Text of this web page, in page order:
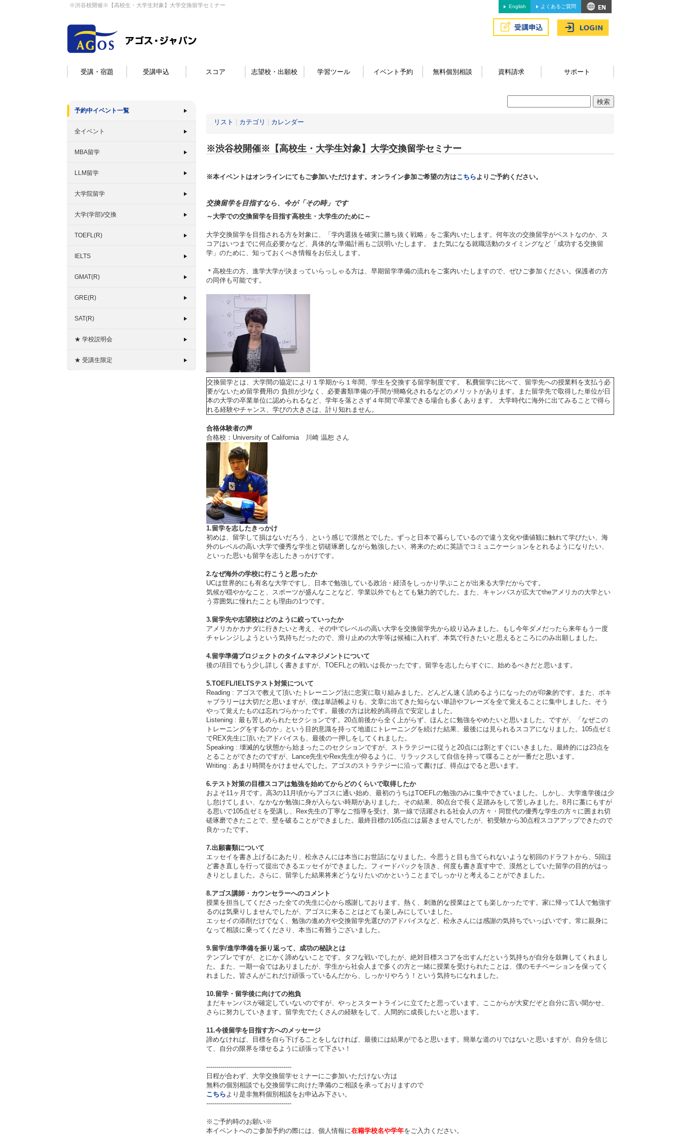
※渋谷校開催※【高校生・大学生対象】大学交換留学セミナー English よくあるご質問
受講・宿題 受講申込 スコア 志望校・出願校 学習ツール イベント予約 無料個別相談 資料請求 サポート
予約中イベント一覧
全イベント
MBA留学
LLM留学
大学院留学
大学(学部)/交換
TOEFL(R)
IELTS
GMAT(R)
GRE(R)
SAT(R)
★ 学校説明会
★ 受講生限定
リスト カテゴリ カレンダー
※渋谷校開催※【高校生・大学生対象】大学交換留学セミナー
※本イベントはオンラインにてもご参加いただけます。オンライン参加ご希望の方はこちらよりご予約ください。
交換留学を目指すなら、今が「その時」です
～大学での交換留学を目指す高校生・大学生のために～
大学交換留学を目指される方を対象に、「学内選抜を確実に勝ち抜く戦略」をご案内いたします。何年次の交換留学がベストなのか、ス
コアはいつまでに何点必要かなど、具体的な準備計画もご説明いたします。 また気になる就職活動のタイミングなど「成功する交換留
学」のために、知っておくべき情報をお伝えします。
＊高校生の方、進学大学が決まっていらっしゃる方は、早期留学準備の流れをご案内いたしますので、ぜひご参加ください。保護者の方
の同伴も可能です。
交換留学とは、大学間の協定により１学期から１年間、学生を交換する留学制度です。 私費留学に比べて、留学先への授業料を支払う必
要がないため留学費用の 負担が少なく、必要書類準備の手間が簡略化されるなどのメリットがあります。また留学先で取得した単位が日
本の大学の卒業単位に認められるなど、学年を落とさず４年間で卒業できる場合も多くあります。 大学時代に海外に出てみることで得ら
れる経験やチャンス、学びの大きさは、計り知れません。
合格体験者の声
合格校：University of California 川崎 温恕 さん
1.留学を志したきっかけ
初めは、留学して損はないだろう、という感じで漠然とでした。ずっと日本で暮らしているので違う文化や価値観に触れて学びたい、海
外のレベルの高い大学で優秀な学生と切磋琢磨しながら勉強したい、将来のために英語でコミュニケーションをとれるようになりたい、
といった思いも留学を志したきっかけです。
2.なぜ海外の学校に行こうと思ったか
UCは世界的にも有名な大学ですし、日本で勉強している政治・経済をしっかり学ぶことが出来る大学だからです。
気候が穏やかなこと、スポーツが盛んなことなど、学業以外でもとても魅力的でした。また、キャンパスが広大でtheアメリカの大学とい
う雰囲気に憧れたことも理由の1つです。
3.留学先や志望校はどのように絞っていったか
アメリカかカナダに行きたいと考え、その中でレベルの高い大学を交換留学先から絞り込みました。もし今年ダメだったら来年もう一度
チャレンジしようという気持ちだったので、滑り止めの大学等は候補に入れず、本気で行きたいと思えるところにのみ出願しました。
4.留学準備プロジェクトのタイムマネジメントについて
後の項目でもう少し詳しく書きますが、TOEFLとの戦いは長かったです。留学を志したらすぐに、始めるべきだと思います。
5.TOEFL/IELTSテスト対策について
Reading : アゴスで教えて頂いたトレーニング法に忠実に取り組みました。どんどん速く読めるようになったのが印象的です。また、ボキ
ャブラリーは大切だと思いますが、僕は単語帳よりも、文章に出てきた知らない単語やフレーズを全て覚えることに集中しました。そう
やって覚えたものは忘れづらかったです。最後の方は比較的高得点で安定しました。
Listening : 最も苦しめられたセクションです。20点前後から全く上がらず、ほんとに勉強をやめたいと思いました。ですが、「なぜこの
トレーニングをするのか」という目的意識を持って地道にトレーニングを続けた結果、最後には見られるスコアになりました。105点ゼミ
でREX先生に頂いたアドバイスも、最後の一押しをしてくれました。
Speaking : 壊滅的な状態から始まったこのセクションですが、ストラテジーに従うと20点には割とすぐにいきました。最終的には23点を
とることができたのですが、Lance先生やRex先生が仰るように、リラックスして自信を持って喋ることが一番だと思います。
Writing : あまり時間をかけませんでした。アゴスのストラテジーに沿って書けば、得点はでると思います。
6.テスト対策の目標スコアは勉強を始めてからどのくらいで取得したか
およそ11ヶ月です。高3の11月頃からアゴスに通い始め、最初のうちはTOEFLの勉強のみに集中できていました。しかし、大学進学後は少
し怠けてしまい、なかなか勉強に身が入らない時期がありました。その結果、80点台で長く足踏みをして苦しみました。8月に藁にもすが
る思いで105点ゼミを受講し、Rex先生の丁寧なご指導を受け、第一線で活躍される社会人の方々・同世代の優秀な学生の方々に囲まれ切
磋琢磨できたことで、壁を破ることができました。最終目標の105点には届きませんでしたが、初受験から30点程スコアアップできたので
良かったです。
7.出願書類について
エッセイを書き上げるにあたり、松永さんには本当にお世話になりました。今思うと目も当てられないような初回のドラフトから、5回ほ
ど書き直しを行って提出できるエッセイができました。フィードバックを頂き、何度も書き直す中で、漠然としていた留学の目的がはっ
きりとしました。さらに、留学した結果将来どうなりたいのかということまでしっかりと考えることができました。
8.アゴス講師・カウンセラーへのコメント
授業を担当してくださった全ての先生に心から感謝しております。熱く、刺激的な授業はとても楽しかったです。家に帰って1人で勉強す
るのは気乗りしませんでしたが、アゴスに来ることはとても楽しみにしていました。
エッセイの添削だけでなく、勉強の進め方や交換留学先選びのアドバイスなど、松永さんには感謝の気持ちでいっぱいです。常に親身に
なって相談に乗ってくださり、本当に有難うございました。
9.留学/進学準備を振り返って、成功の秘訣とは
テンプレですが、とにかく諦めないことです。タフな戦いでしたが、絶対目標スコアを出すんだという気持ちが自分を鼓舞してくれまし
た。また、一期一会ではありましたが、学生から社会人まで多くの方と一緒に授業を受けられたことは、僕のモチベーションを保ってく
れました。皆さんがこれだけ頑張っているんだから、しっかりやろう！という気持ちになれました。
10.留学・留学後に向けての抱負
まだキャンパスが確定していないのですが、やっとスタートラインに立てたと思っています。ここからが大変だぞと自分に言い聞かせ、
さらに努力していきます。留学先でたくさんの経験をして、人間的に成長したいと思います。
11.今後留学を目指す方へのメッセージ
諦めなければ、目標を自ら下げることをしなければ、最後には結果がでると思います。簡単な道のりではないと思いますが、自分を信じ
て、自分の限界を壊せるように頑張って下さい！
------------------------------------------
日程が合わず、大学交換留学セミナーにご参加いただけない方は
無料の個別相談でも交換留学に向けた準備のご相談を承っておりますので
こちらより是非無料個別相談をお申込み下さい。
------------------------------------------
※ご予約時のお願い※
本イベントへのご参加予約の際には、個人情報に在籍学校名や学年をご入力ください。